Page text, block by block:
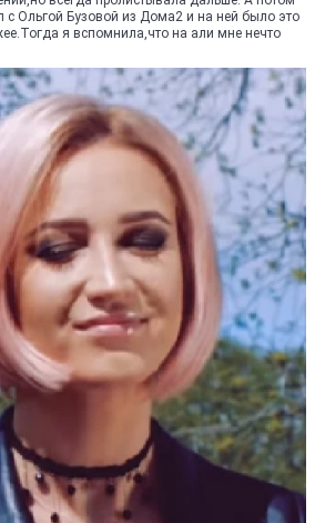
с Ольгой Бузовой из Дома2 и на ней было это
я вспомнила,что на али мне нечто